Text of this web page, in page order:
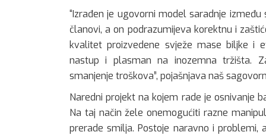
“Izrađen je ugovorni model saradnje
članovi, a on podrazumijeva korektnu i
kvalitet proizvedene svježe mase biljke i
nastup i plasman na inozemna tržišta.
smanjenje troškova”, pojašnjava naš
Naredni projekt na kojem rade je osnivanje
Na taj način žele onemogućiti razne
prerade smilja. Postoje naravno i